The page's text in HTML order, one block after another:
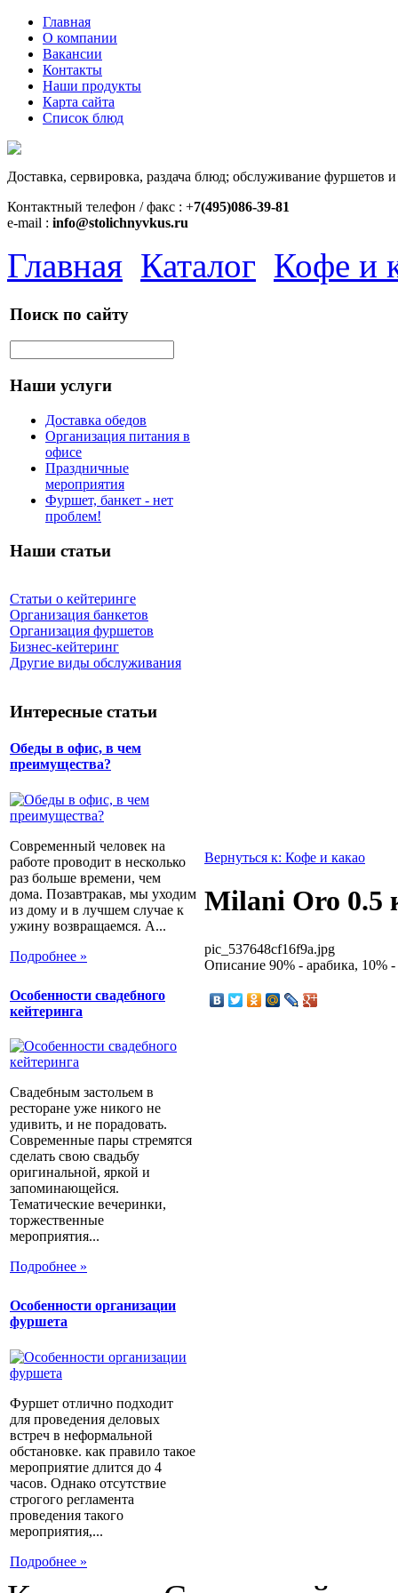
Главная
О компании
Вакансии
Контакты
Наши продукты
Карта сайта
Список блюд
Доставка, сервировка, раздача блюд; обслуживание фуршетов
Контактный телефон / факс : +7(495)086-39-81
e-mail : info@stolichnyvkus.ru
Главная Каталог Кофе и
Поиск по сайту
Наши услуги
Доставка обедов
Организация питания в
офисе
Праздничные
мероприятия
Фуршет, банкет - нет
проблем!
Наши статьи
Статьи о кейтеринге
Организация банкетов
Организация фуршетов
Бизнес-кейтеринг
Другие виды обслуживания
Интересные статьи
Обеды в офис, в чем
преимущества?
Современный человек на
работе проводит в несколько
раз больше времени, чем
дома. Позавтракав, мы уходим
из дому и в лучшем случае к
ужину возвращаемся. А...
Подробнее »
Особенности свадебного
кейтеринга
Свадебным застольем в
ресторане уже никого не
удивить, и не порадовать.
Современные пары стремятся
сделать свою свадьбу
оригинальной, яркой и
запоминающейся.
Тематические вечеринки,
торжественные
мероприятия...
Подробнее »
Особенности организации
фуршета
Фуршет отлично подходит
для проведения деловых
встреч в неформальной
обстановке. как правило такое
мероприятие длится до 4
часов. Однако отсутствие
строгого регламента
проведения такого
мероприятия,...
Подробнее »
Вернуться к: Кофе и какао
Milani Oro 0.5
pic_537648cf16f9a.jpg
Описание 90% - арабика, 10% -